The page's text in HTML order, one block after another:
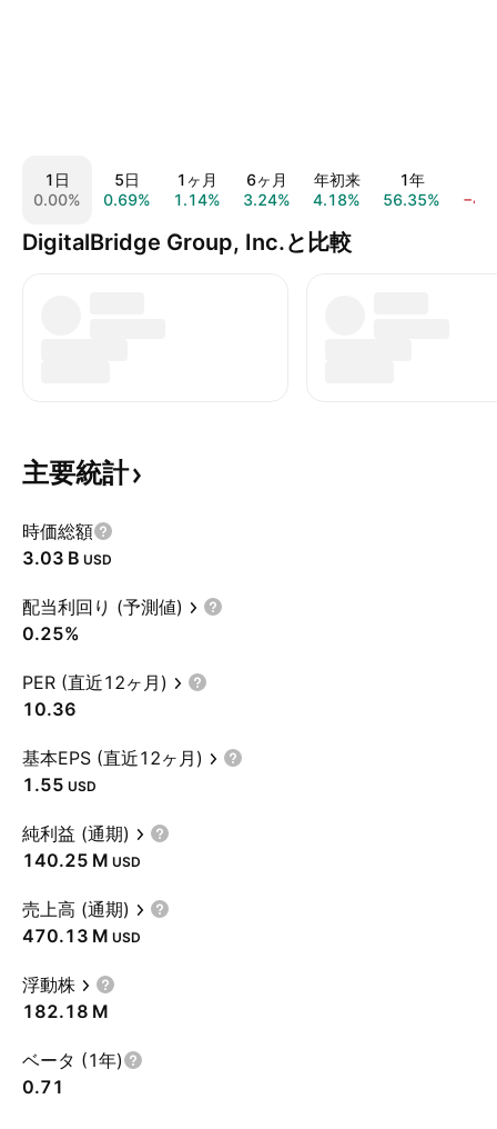
1日
0.00%
5日
0.69%
1ヶ月
1.14%
6ヶ月
3.24%
年初来
4.18%
1年
56.35%
DigitalBridge Group, Inc.と比較
主要統計
時価総額
‪3.03 B‬ USD
配当利回り (予測値)
0.25%
PER (直近12ヶ月)
10.36
基本EPS (直近12ヶ月)
1.55 USD
純利益 (通期)
‪140.25 M‬ USD
売上高 (通期)
‪470.13 M‬ USD
浮動株
‪182.18 M‬
ベータ (1年)
0.71